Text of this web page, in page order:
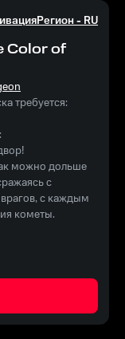
Регион -RU
Color of
требуется:
можно дольше
с
с каждым
кометы.
предложит вам
не спешите
за осколки
и его верные
себя